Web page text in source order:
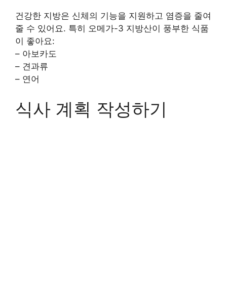
건강한 지방은 신체의 기능을 지원하고 염증을 줄여
줄 수 있어요. 특히 오메가-3 지방산이 풍부한 식품
이 좋아요:
– 아보카도
– 견과류
– 연어
식사 계획 작성하기